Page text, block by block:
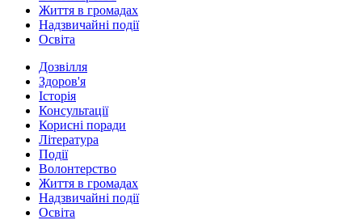
Життя в громадах
Надзвичайні події
Освіта
Дозвілля
Здоров'я
Історія
Консультації
Корисні поради
Література
Події
Волонтерство
Життя в громадах
Надзвичайні події
Освіта